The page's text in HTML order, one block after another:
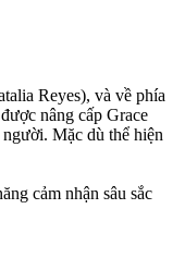
Reyes), và về phía
nâng cấp Grace
Mặc dù thể hiện
cảm nhận sâu sắc